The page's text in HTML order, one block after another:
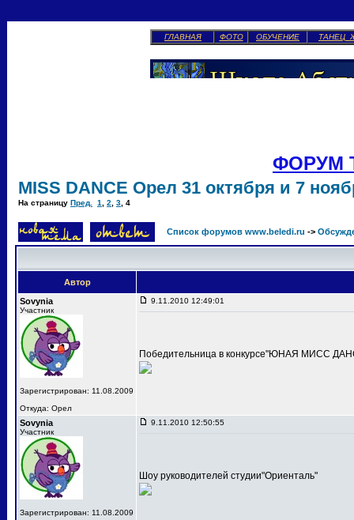
ГЛАВНАЯ ФОТО ОБУЧЕНИЕ ТАНЕЦ
ФОРУМ
MISS DANCE Орел 31 октября и 7
На страницу Пред. 1 2 3 4
Список форумов www.beledi.ru ->
Автор
Sovynia
Участник
Зарегистрирован: 11.08.2009
Откуда: Орел
9.11.2010 12:49:01
Победительница в конкурсе"ЮНАЯ МИСС
Sovynia
Участник
Зарегистрирован: 11.08.2009
9.11.2010 12:50:55
Шоу руководителей студии"Ориенталь"